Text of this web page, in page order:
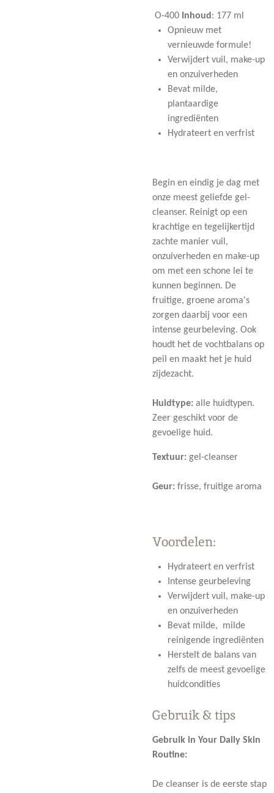
O-400 Inhoud : 177 ml
Opnieuw met
vernieuwde formule!
Verwijdert vuil, make-up
en onzuiverheden
Bevat milde,
plantaardige
ingrediënten
Hydrateert en verfrist
Begin en eindig je dag met
onze meest geliefde gel-
cleanser. Reinigt op een
krachtige en tegelijkertijd
zachte manier vuil,
onzuiverheden en make-up
om met een schone lei te
kunnen beginnen. De
fruitige, groene aroma's
zorgen daarbij voor een
intense geurbeleving. Ook
houdt het de vochtbalans op
peil en maakt het je huid
zijdezacht.
Huidtype: alle huidtypen.
Zeer geschikt voor de
gevoelige huid.
Textuur: gel-cleanser
Geur: frisse, fruitige aroma
Voordelen:
Hydrateert en verfrist
Intense geurbeleving
Verwijdert vuil, make-up
en onzuiverheden
Bevat milde, milde
reinigende ingrediënten
Herstelt de balans van
zelfs de meest gevoelige
huidcondities
Gebruik & tips
Gebruik in Your Daily Skin
Routine:
De cleanser is de eerste stap